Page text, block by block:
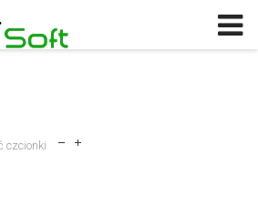
czcionki